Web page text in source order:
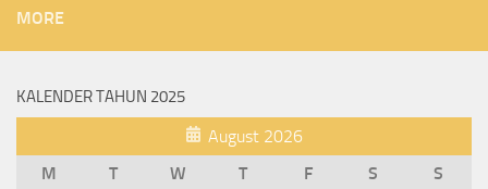
MORE
KALENDER TAHUN 2025
August 2026
M
T W T F S
S